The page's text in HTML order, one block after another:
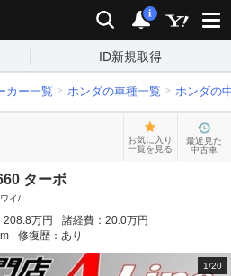
検索 通知
i
ID新規取得
カー一覧 ホンダの車種一覧 ホンダの
お気に入り
一覧を見る
最近見た
中古車
ターボ
イ/
208.8万円 諸経費： 20.0万円
修復歴： あり
1/20